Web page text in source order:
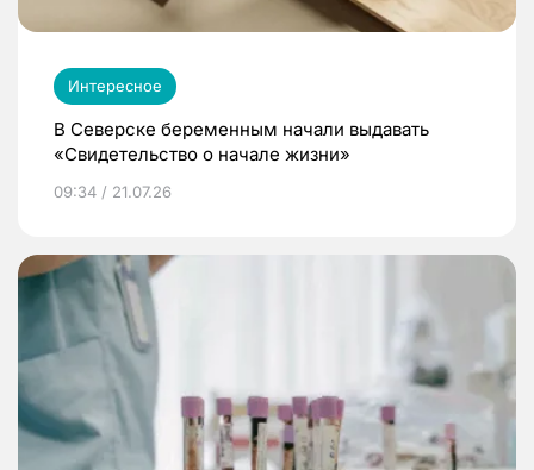
Интересное
В Северске беременным начали выдавать
«Свидетельство о начале жизни»
09:34 / 21.07.26